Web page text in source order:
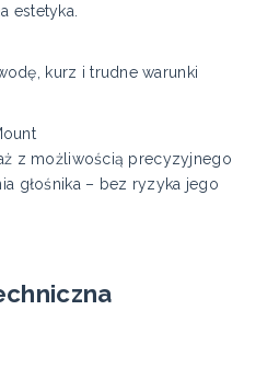
estetyka.
kurz i trudne warunki
z możliwością precyzyjnego
głośnika – bez ryzyka jego